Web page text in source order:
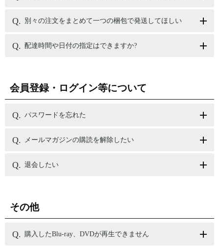
別々の注文をまとめて一つの梱包で発送してほしい
配達時間や日付の指定はできますか?
会員登録・ログイン等について
パスワードを忘れた
メールマガジンの購読を解除したい
退会したい
その他
購入したBlu-ray、DVDが再生できません